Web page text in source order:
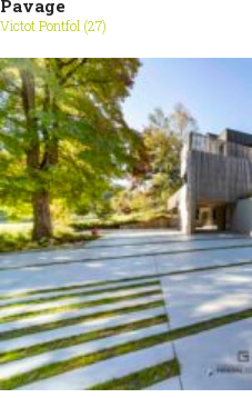
Pavage
Victot Pontfol (27)